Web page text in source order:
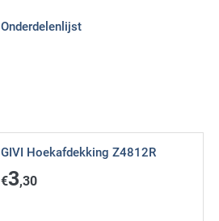
Onderdelenlijst
GIVI Hoekafdekking Z4812R
€3,30